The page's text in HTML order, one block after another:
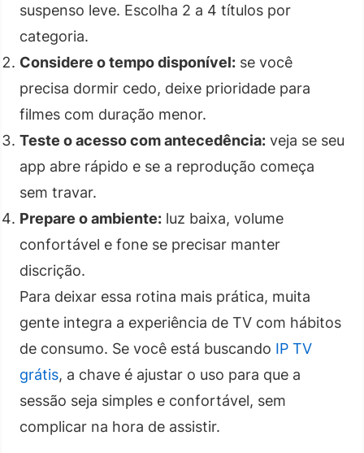
suspenso leve. Escolha 2 a 4 títulos por
categoria.
Considere o tempo disponível: se você
precisa dormir cedo, deixe prioridade para
filmes com duração menor.
Teste o acesso com antecedência: veja se seu
app abre rápido e se a reprodução começa
sem travar.
Prepare o ambiente: luz baixa, volume
confortável e fone se precisar manter
discrição.
Para deixar essa rotina mais prática, muita
gente integra a experiência de TV com hábitos
de consumo. Se você está buscando IP TV
grátis, a chave é ajustar o uso para que a
sessão seja simples e confortável, sem
complicar na hora de assistir.